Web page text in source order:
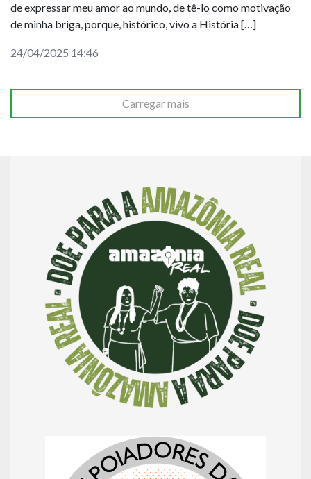
de expressar meu amor ao mundo, de tê-lo como motivação
de minha briga, porque, histórico, vivo a História […]
24/04/2025 14:46
Carregar mais